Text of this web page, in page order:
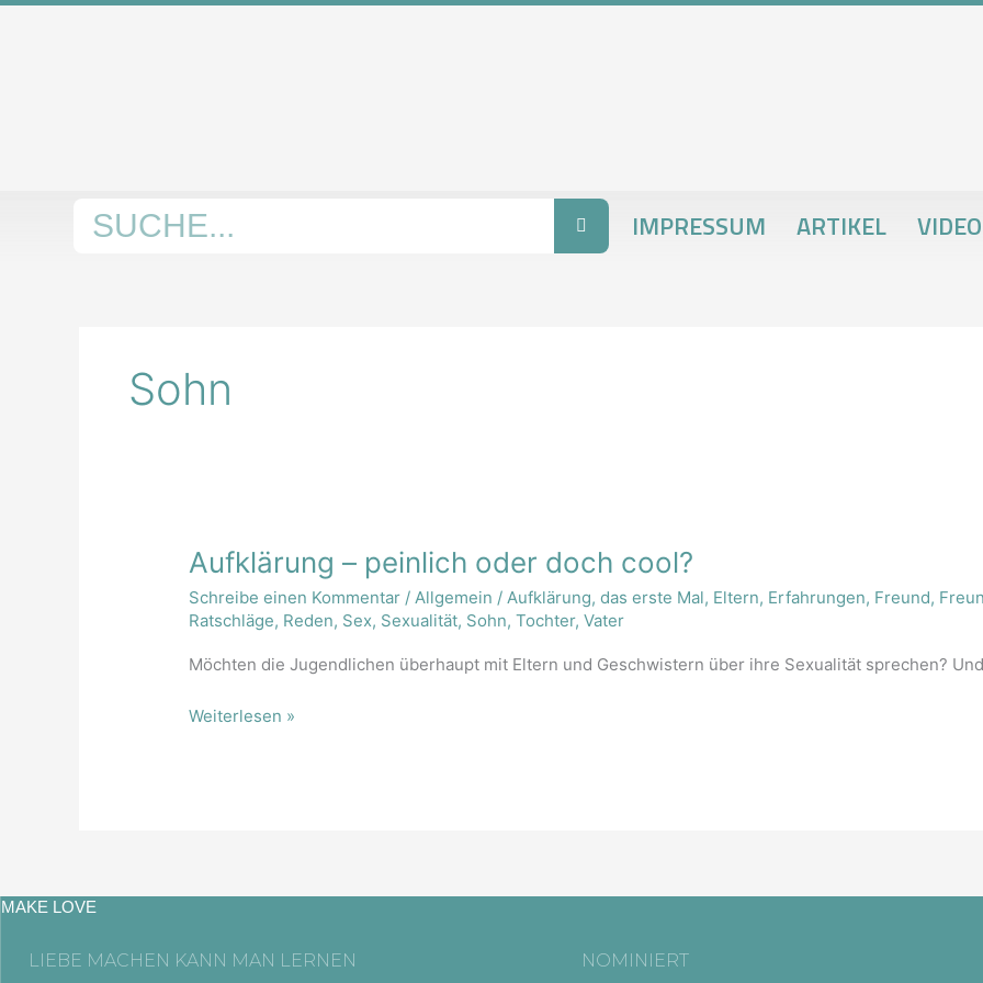
Zum
IMPRESSUM ARTIKEL
Sohn
Aufklärung – peinlich oder doch cool?
Schreibe einen Kommentar /Allgemein /Aufklärung,das erste Mal, Eltern, Erfahrungen, Freund,
Ratschläge, Reden, Sex, Sexualität, Sohn,Tochter,Vater
Möchten die Jugendlichen überhaupt mit Eltern und Geschwistern über ihre Sexualität sprechen?
Aufklärung
peinlich
oder
doch
Weiterlesen »
MAKE LOVE
LIEBE MACHEN KANN MAN LERNEN NOMINIERT